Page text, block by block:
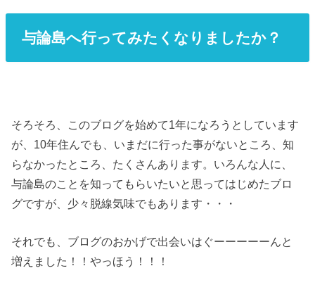
与論島へ行ってみたくなりましたか？
そろそろ、このブログを始めて1年になろうとしています
が、10年住んでも、いまだに行った事がないところ、知
らなかったところ、たくさんあります。いろんな人に、
与論島のことを知ってもらいたいと思ってはじめたブロ
グですが、少々脱線気味でもあります・・・
それでも、ブログのおかげで出会いはぐーーーーーんと
増えました！！やっほう！！！